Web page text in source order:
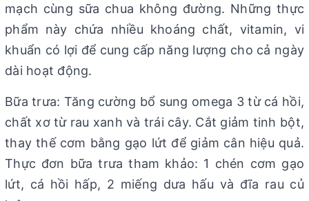
mạch cùng sữa chua không đường. Những thực
phẩm này chứa nhiều khoáng chất, vitamin, vi
khuẩn có lợi để cung cấp năng lượng cho cả ngày
dài hoạt động.
Bữa trưa: Tăng cường bổ sung omega 3 từ cá hồi,
chất xơ từ rau xanh và trái cây. Cắt giảm tinh bột,
thay thế cơm bằng gạo lứt để giảm cân hiệu quả.
Thực đơn bữa trưa tham khảo: 1 chén cơm gạo
lứt, cá hồi hấp, 2 miếng dưa hấu và đĩa rau củ